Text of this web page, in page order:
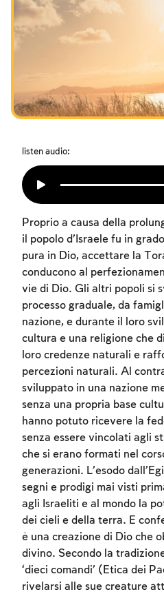
I digiuni commemorativi
Hanukkah
listen audio:
Proprio a causa della
il popolo d’Israele fu in
pura in Dio, accettare la
conducono al
vie di Dio. Gli altri popoli si
processo graduale, da
nazione, e durante il loro
cultura e una religione che
loro credenze naturali e
percezioni naturali. Al
sviluppato in una nazione
senza una propria base
hanno potuto ricevere la
senza essere vincolati agli
che si erano formati nel
generazioni. L’esodo
segni e prodigi mai visti
agli Israeliti e al mondo la
dei cieli e della terra. E
è una creazione di Dio che
divino. Secondo la
‘dieci comandi’ (Etica dei
rivelarsi alle sue creature
Account
To mark concepts as
to create an account or
Sign up Login